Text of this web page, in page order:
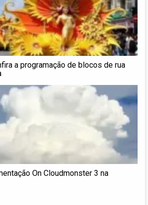
a programação de blocos de rua
On Cloudmonster 3 na